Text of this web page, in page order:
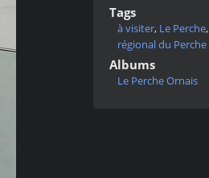
Tags
à visiter, Le Perche,
régional du Perche
Albums
Le Perche Ornais